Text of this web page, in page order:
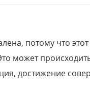
потому что
может
достижение